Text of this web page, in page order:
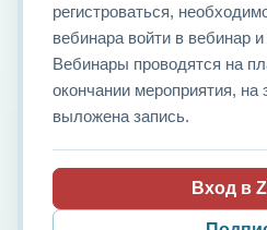
регистроваться,
вебинара войти в вебинар
Вебинары проводятся на
окончании мероприятия, на
выложена запись.
Вход в